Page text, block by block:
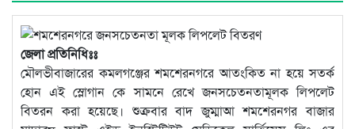
জেলা প্রতিনিধিঃঃ
মৌলভীবাজারের কমলগঞ্জের শমশেরনগরে আতংকিত না হয়ে সতর্ক
হোন এই স্লোগান কে সামনে রেখে জনসচেতনতামূলক লিপলেট
বিতরন করা হয়েছে। শুক্রবার বাদ জুম্মাআ শমশেরনগর বাজার